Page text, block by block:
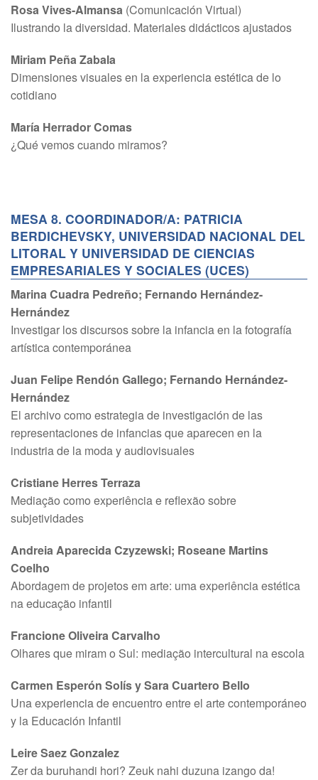
Rosa Vives-Almansa (Comunicación Virtual)
Ilustrando la diversidad. Materiales didácticos ajustados
Miriam Peña Zabala
Dimensiones visuales en la experiencia estética de lo
cotidiano
María Herrador Comas
¿Qué vemos cuando miramos?
MESA 8. COORDINADOR/A: PATRICIA
BERDICHEVSKY, UNIVERSIDAD NACIONAL DEL
LITORAL Y UNIVERSIDAD DE CIENCIAS
EMPRESARIALES Y SOCIALES (UCES)
Marina Cuadra Pedreño; Fernando Hernández-
Hernández
Investigar los discursos sobre la infancia en la fotografía
artística contemporánea
Juan Felipe Rendón Gallego; Fernando Hernández-
Hernández
El archivo como estrategia de investigación de las
representaciones de infancias que aparecen en la
industria de la moda y audiovisuales
Cristiane Herres Terraza
Mediação como experiência e reflexão sobre
subjetividades
Andreia Aparecida Czyzewski; Roseane Martins
Coelho
Abordagem de projetos em arte: uma experiência estética
na educação infantil
Francione Oliveira Carvalho
Olhares que miram o Sul: mediação intercultural na escola
Carmen Esperón Solís y Sara Cuartero Bello
Una experiencia de encuentro entre el arte contemporáneo
y la Educación Infantil
Leire Saez Gonzalez
Zer da buruhandi hori? Zeuk nahi duzuna izango da!